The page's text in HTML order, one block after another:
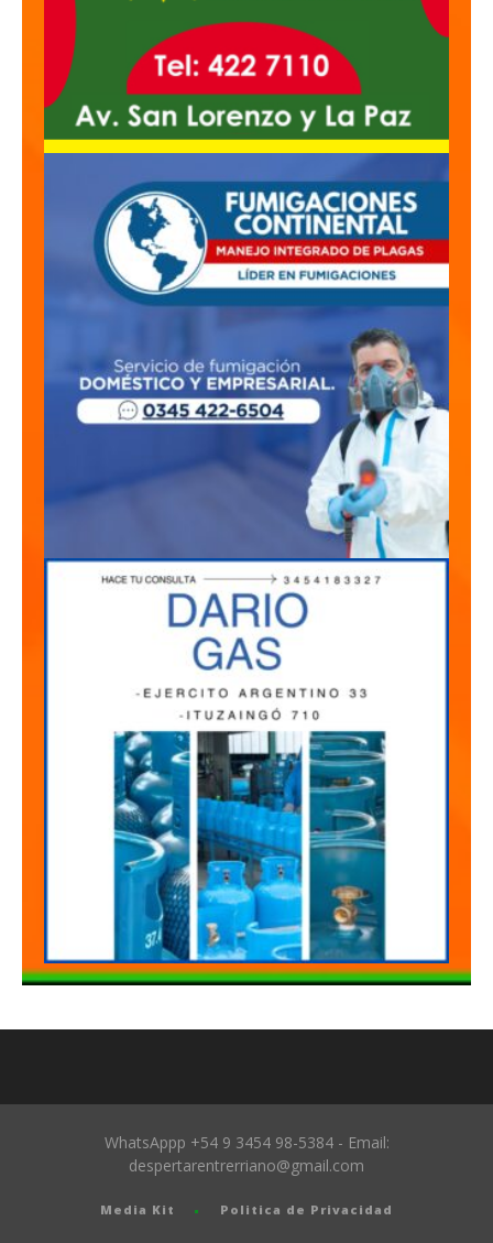
WhatsAppp +54 9 3454 98-5384 - Email:
despertarentrerriano@gmail.com
Media Kit Politica de Privacidad